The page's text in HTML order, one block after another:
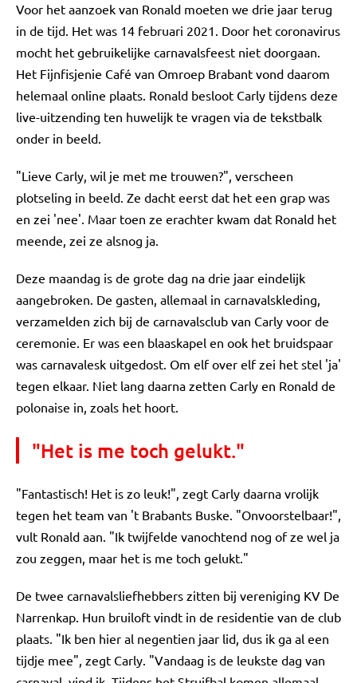
Voor het aanzoek van Ronald moeten we drie jaar terug
in de tijd. Het was 14 februari 2021. Door het coronavirus
mocht het gebruikelijke carnavalsfeest niet doorgaan.
Het Fijnfisjenie Café van Omroep Brabant vond daarom
helemaal online plaats. Ronald besloot Carly tijdens deze
live-uitzending ten huwelijk te vragen via de tekstbalk
onder in beeld.
"Lieve Carly, wil je met me trouwen?", verscheen
plotseling in beeld. Ze dacht eerst dat het een grap was
en zei 'nee'. Maar toen ze erachter kwam dat Ronald het
meende, zei ze alsnog ja.
Deze maandag is de grote dag na drie jaar eindelijk
aangebroken. De gasten, allemaal in carnavalskleding,
verzamelden zich bij de carnavalsclub van Carly voor de
ceremonie. Er was een blaaskapel en ook het bruidspaar
was carnavalesk uitgedost. Om elf over elf zei het stel 'ja'
tegen elkaar. Niet lang daarna zetten Carly en Ronald de
polonaise in, zoals het hoort.
"Het is me toch gelukt."
"Fantastisch! Het is zo leuk!", zegt Carly daarna vrolijk
tegen het team van 't Brabants Buske. "Onvoorstelbaar!",
vult Ronald aan. "Ik twijfelde vanochtend nog of ze wel ja
zou zeggen, maar het is me toch gelukt."
De twee carnavalsliefhebbers zitten bij vereniging KV De
Narrenkap. Hun bruiloft vindt in de residentie van de club
plaats. "Ik ben hier al negentien jaar lid, dus ik ga al een
tijdje mee", zegt Carly. "Vandaag is de leukste dag van